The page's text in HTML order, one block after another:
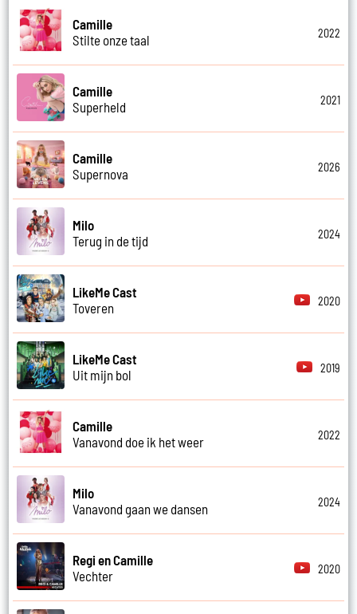
Camille
Stilte onze taal
2022
Camille
Superheld
2021
Camille
Supernova
2026
Milo
Terug in de tijd
2024
LikeMe Cast
Toveren
2020
LikeMe Cast
Uit mijn bol
2019
Camille
Vanavond doe ik het weer
2022
Milo
Vanavond gaan we dansen
2024
Regi en Camille
Vechter
2020